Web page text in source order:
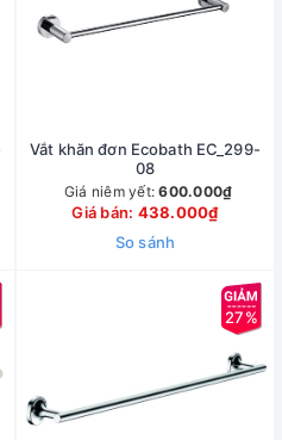
Vắt khăn đơn Ecobath EC_299-
08
Giá niêm yết:600.000₫
Giá bán: 438.000₫
So sánh
27%